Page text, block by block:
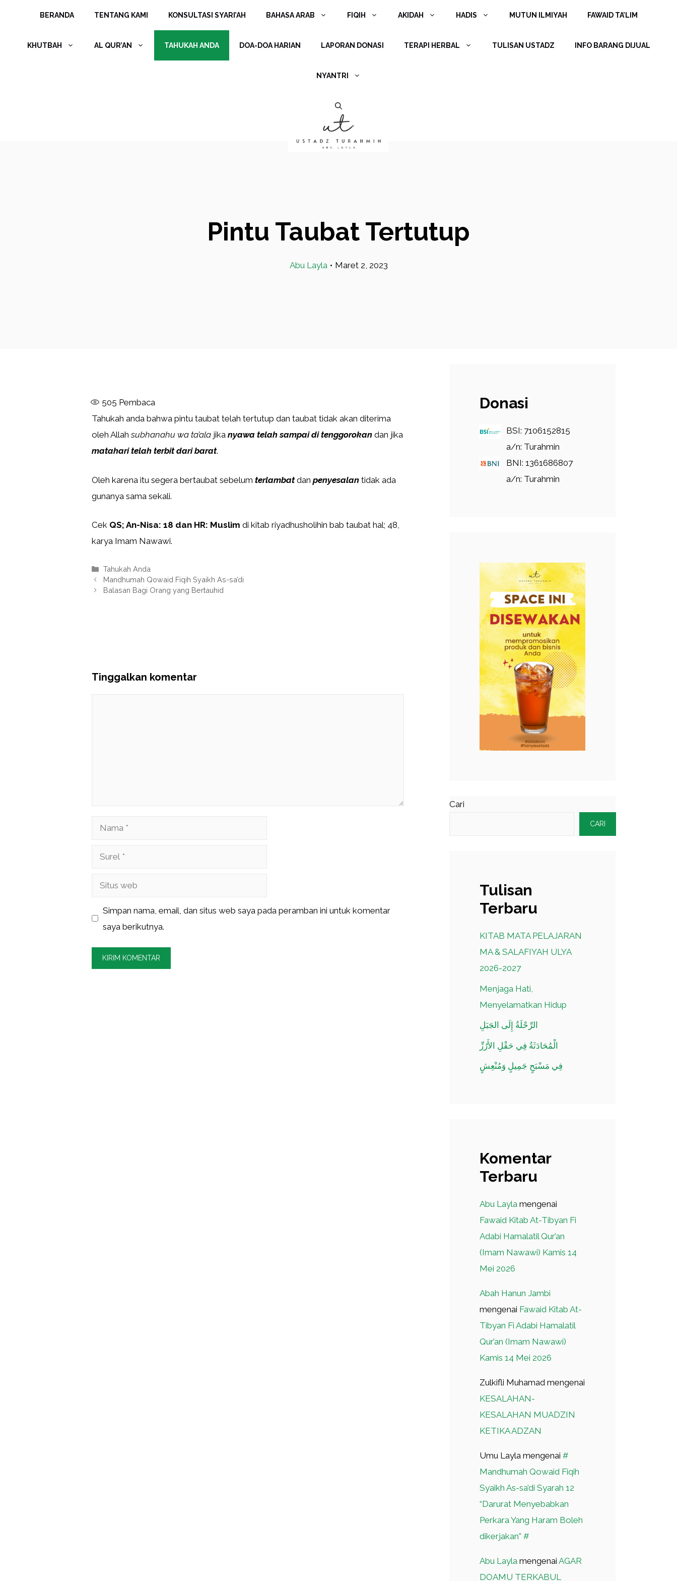
BERANDA TENTANG KAMI KONSULTASI SYARI’AH BAHASA ARAB FIQIH AKIDAH HADIS MUTUN ILMIYAH FAWAID TA’LIM
KHUTBAH AL QUR’AN TAHUKAH ANDA DOA-DOA HARIAN LAPORAN DONASI TERAPI HERBAL TULISAN USTADZ INFO BARANG DIJUAL
NYANTRI
Pintu Taubat Tertutup
Abu Layla • Maret 2, 2023
505 Pembaca
Tahukah anda bahwa pintu taubat telah tertutup dan taubat tidak akan diterima
oleh Allahsubhanahu wa ta’ala jika nyawa telah sampai di tenggorokan dan jika
matahari telah terbit dari barat.
Oleh karena itu segera bertaubat sebelum terlambatdan penyesalan tidak ada
gunanya sama sekali.
Cek QS; An-Nisa: 18 dan HR: Muslim di kitab riyadhusholihin bab taubat hal; 48,
karya Imam Nawawi.
Kategori
Tahukah Anda
Mandhumah Qowaid Fiqih Syaikh As-sa’di
Balasan Bagi Orang yang Bertauhid
Tinggalkan komentar
Nama
Surel
Situs
Simpan nama, email, dan situs web saya pada peramban ini untuk komentar
saya berikutnya.
Donasi
BSI: 7106152815
a/n: Turahmin
BNI: 1361686807
a/n: Turahmin
Cari
CARI
Tulisan
Terbaru
KITAB MATA PELAJARAN
MA & SALAFIYAH ULYA
2026-2027
Menjaga Hati,
Menyelamatkan Hidup
الرِّحْلَةُ إِلَى الجَبَلِ
الْمُحَادَثَةُ فِي حَقْلِ الأَرُزِّ
فِي مَسْبَحٍ جَمِيلٍ وَمُنْعِشٍ
Komentar
Terbaru
Abu Layla mengenai
Fawaid Kitab At-Tibyan Fi
Adabi Hamalatil Qur’an
(Imam Nawawi) Kamis 14
Mei 2026
Abah Hanun Jambi
mengenai Fawaid Kitab At-
Tibyan Fi Adabi Hamalatil
Qur’an (Imam Nawawi)
Kamis 14 Mei 2026
Zulkifli Muhamad mengenai
KESALAHAN-
KESALAHAN MUADZIN
KETIKA ADZAN
Umu Layla mengenai #
Mandhumah Qowaid Fiqih
Syaikh As-sa’di Syarah 12
“Darurat Menyebabkan
Perkara Yang Haram Boleh
dikerjakan” #
Abu Layla mengenai AGAR
DOAMU TERKABUL